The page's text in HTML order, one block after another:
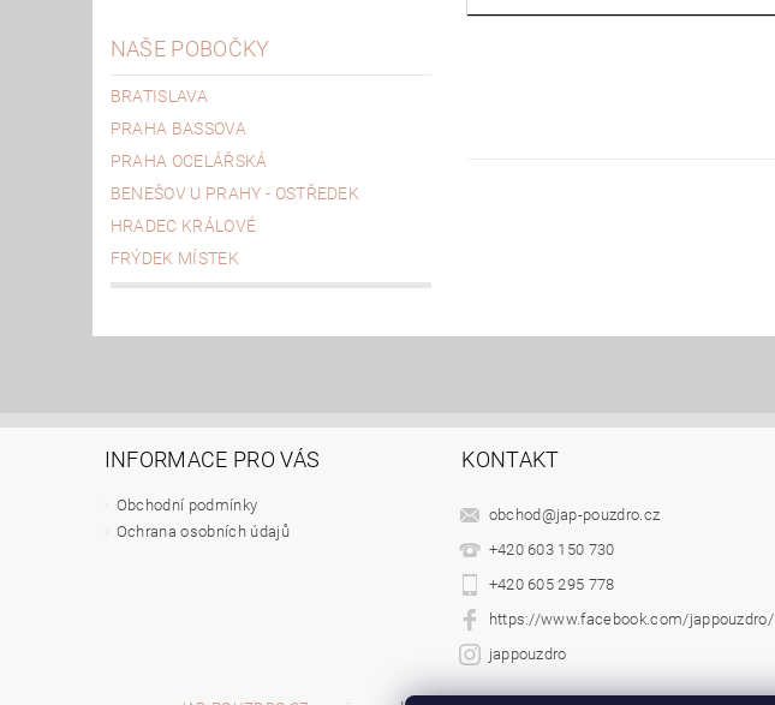
NAŠE POBOČKY
BRATISLAVA
PRAHA BASSOVA
PRAHA OCELÁŘSKÁ
BENEŠOV U PRAHY - OSTŘEDEK
HRADEC KRÁLOVÉ
FRÝDEK MÍSTEK
INFORMACE PRO VÁS
Obchodní podmínky
Ochrana osobních údajů
KONTAKT
obchod@jap-pouzdro.cz
+420 603 150 730
+420 605 295 778
https://www.facebook.com/jappouzdro/
jappouzdro